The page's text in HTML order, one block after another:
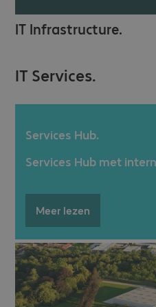
IT Infrastructure.
IT Services.
Services Hub.
Services Hub met
Meer lezen